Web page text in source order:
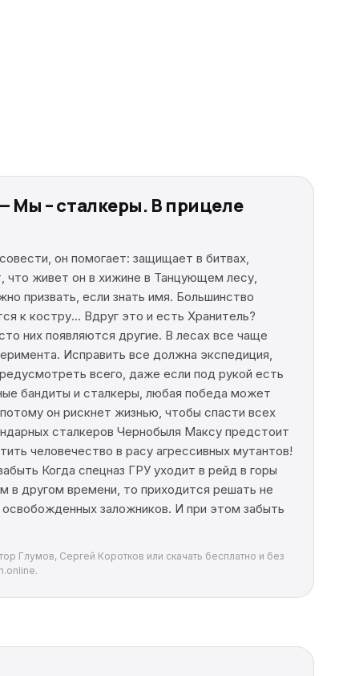
Мы – сталкеры. В прицеле
он помогает: защищает в битвах,
что живет он в хижине в Танцующем лесу,
призвать, если знать имя. Большинство
к костру... Вдруг это и есть Хранитель?
них появляются другие. В лесах все чаще
Исправить все должна экспедиция,
всего, даже если под рукой есть
бандиты и сталкеры, любая победа может
он рискнет жизнью, чтобы спасти всех
сталкеров Чернобыля Максу предстоит
человечество в расу агрессивных мутантов!
Когда спецназ ГРУ уходит в рейд в горы
в другом времени, то приходится решать не
заложников. И при этом забыть
Глумов, Сергей Коротков или скачать бесплатно и без